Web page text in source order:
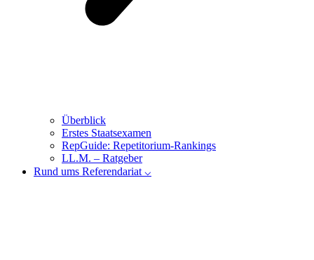
Überblick
Erstes Staatsexamen
RepGuide: Repetitorium-Rankings
LL.M. – Ratgeber
Rund ums Referendariat ⌵